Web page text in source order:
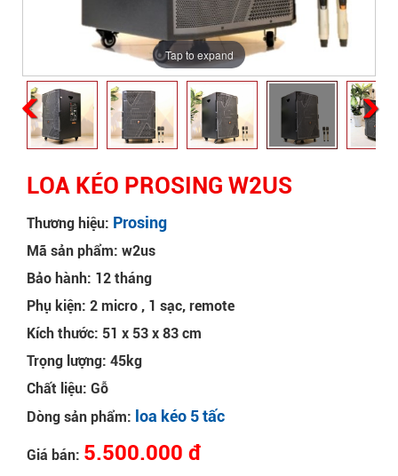
Tap to expand
LOA KÉO PROSING W2US
Thương hiệu: Prosing
Mã sản phẩm: w2us
Bảo hành: 12 tháng
Phụ kiện: 2 micro , 1 sạc, remote
Kích thước: 51 x 53 x 83 cm
Trọng lượng: 45kg
Chất liệu: Gỗ
Dòng sản phẩm: loa kéo 5 tấc
Giá bán: 5.500.000 đ